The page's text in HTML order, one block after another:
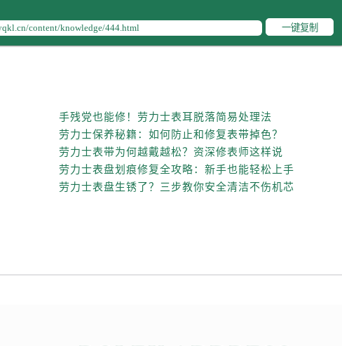
士售后服务中心（需提前预约）
劳力士售后服务中心（需提前预约）
劳力士售后服务中心（需提前预约）
庄路交叉口劳力士售后服务中心（需提前预约）
士售后服务中心（需提前预约）
士售后服务中心（需提前预约）
售后服务中心（需提前预约）
士售后服务中心（需提前预约）
一键复制
手残党也能修！劳力士表耳脱落简易处理法
劳力士保养秘籍：如何防止和修复表带掉色？
劳力士表带为何越戴越松？资深修表师这样说
劳力士表盘划痕修复全攻略：新手也能轻松上手
劳力士表盘生锈了？三步教你安全清洁不伤机芯